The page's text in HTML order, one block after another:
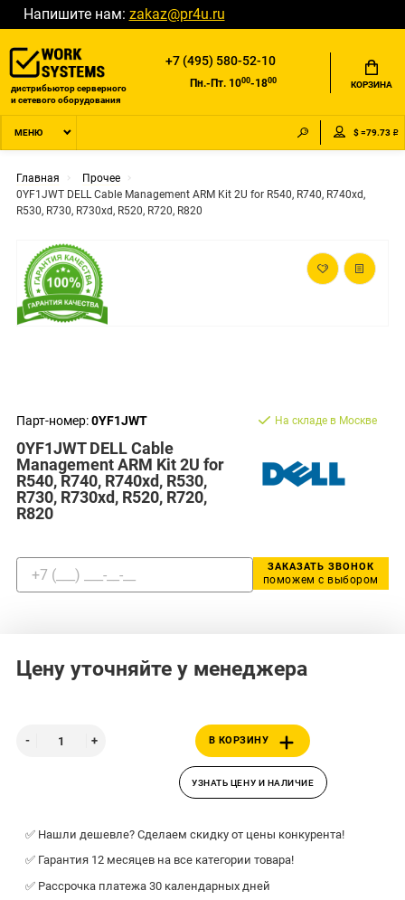
Напишите нам: zakaz@pr4u.ru
дистрибьютор серверного
и сетевого оборудования
+7 (495) 580-52-10
Пн.-Пт. 1000-1800 КОРЗИНА
МЕНЮ $ =79.73 ₽
Главная
Прочее
0YF1JWT DELL Cable Management ARM Kit 2U for R540, R740, R740xd,
R530, R730, R730xd, R520, R720, R820
Парт-номер:0YF1JWT
0YF1JWT DELL Cable
Management ARM Kit 2U for
R540, R740, R740xd, R530,
R730, R730xd, R520, R720,
R820
На складе в Москве
ЗАКАЗАТЬ ЗВОНОК
поможем с выбором
Цену уточняйте у менеджера
В КОРЗИНУ
УЗНАТЬ ЦЕНУ И НАЛИЧИЕ
✅ Нашли дешевле? Сделаем скидку от цены конкурента!
✅ Гарантия 12 месяцев на все категории товара!
✅ Рассрочка платежа 30 календарных дней